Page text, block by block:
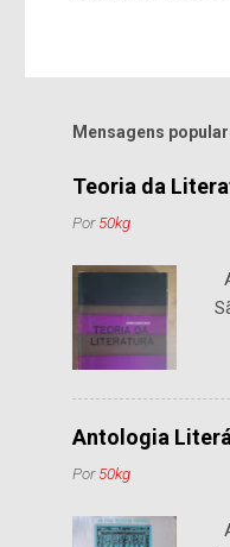
Mensagens
Teoria da
Por50kg
Antologia
Por50kg